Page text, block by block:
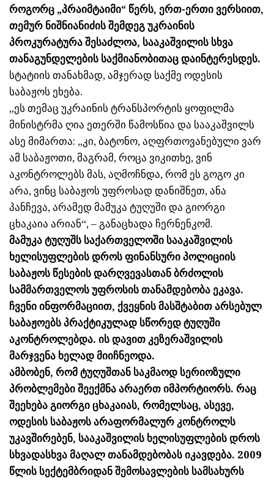
როგორც „პრაიმტაიმი“ წერს, ერთ-ერთი ვერსიით,
თემურ ნიშნიანიძის შემდეგ უკრაინის
პროკურატურა შესაძლოა, სააკაშვილის სხვა
თანაგუნდელების საქმიანობითაც დაინტერესდეს.
სტატიის თანახმად, ამჯერად საქმე ოდესის
საბაჟოს ეხება.
„ეს თემაც უკრაინის ტრანსპორტის ყოფილმა
მინისტრმა ღია ეთერში წამოსწია და სააკაშვილს
ასე მიმართა: „კი, ბატონო, აღფრთოვანებული ვარ
ამ საბაჟოთი, მაგრამ, როცა ვიკითხე, ვინ
აკონტროლებს მას, აღმოჩნდა, რომ ეს გოგო კი
არა, ვინც საბაჟოს უფროსად დანიშნეთ, ანა
პანჩევა, არამედ მამუკა ტუღუში და გიორგი
ცხაკაია არიან“, – განაცხადა ჩერნენკომ.
მამუკა ტუღუშს საქართველოში სააკაშვილის
ხელისუფლების დროს ფინანსური პოლიციის
საბაჟოს წესების დარღვევასთან ბრძოლის
სამმართველოს უფროსის თანამდებობა ეკავა.
ჩვენი ინფორმაციით, ქვეყნის მასშტაბით არსებულ
საბაჟოებს პრაქტიკულად სწორედ ტუღუში
აკონტროლებდა. ის დავით კეზერაშვილის
მარჯვენა ხელად მიიჩნეოდა.
ამბობენ, რომ ტუღუშთან საკმაოდ სერიოზული
პრობლემები შეექმნა არაერთ იმპორტიორს. რაც
შეეხება გიორგი ცხაკაიას, რომელსაც, ასევე,
ოდესის საბაჟოს არაფორმალურ კონტროლს
უკავშირებენ, სააკაშვილის ხელისუფლების დროს
სხვადასხვა მაღალ თანამდებობას იკავდება. 2009
წლის სექტემბრიდან შემოსავლების სამსახურს